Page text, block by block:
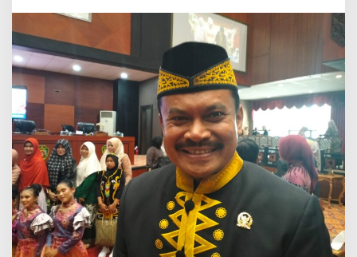
Yusuf:
Jangan
Saling
Menjelekkan